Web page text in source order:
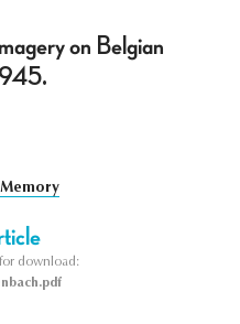
on Belgian
for download: